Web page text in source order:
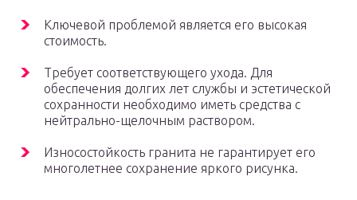
Ключевой проблемой является его высокая
стоимость.
Требует соответствующего ухода. Для
обеспечения долгих лет службы и эстетической
сохранности необходимо иметь средства с
нейтрально-щелочным раствором.
Износостойкость гранита не гарантирует его
многолетнее сохранение яркого рисунка.